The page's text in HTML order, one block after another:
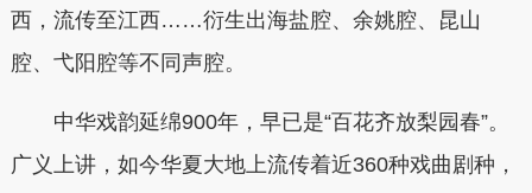
西，流传至江西……衍生出海盐腔、余姚腔、昆山
腔、弋阳腔等不同声腔。
中华戏韵延绵900年，早已是“百花齐放梨园春”。
广义上讲，如今华夏大地上流传着近360种戏曲剧种，